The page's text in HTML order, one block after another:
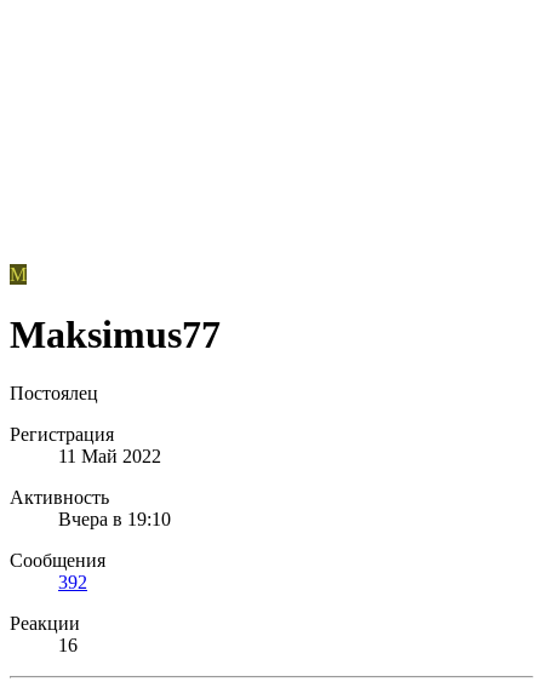
M
Maksimus77
Постоялец
Регистрация
11 Май 2022
Активность
Вчера в 19:10
Сообщения
392
Реакции
16